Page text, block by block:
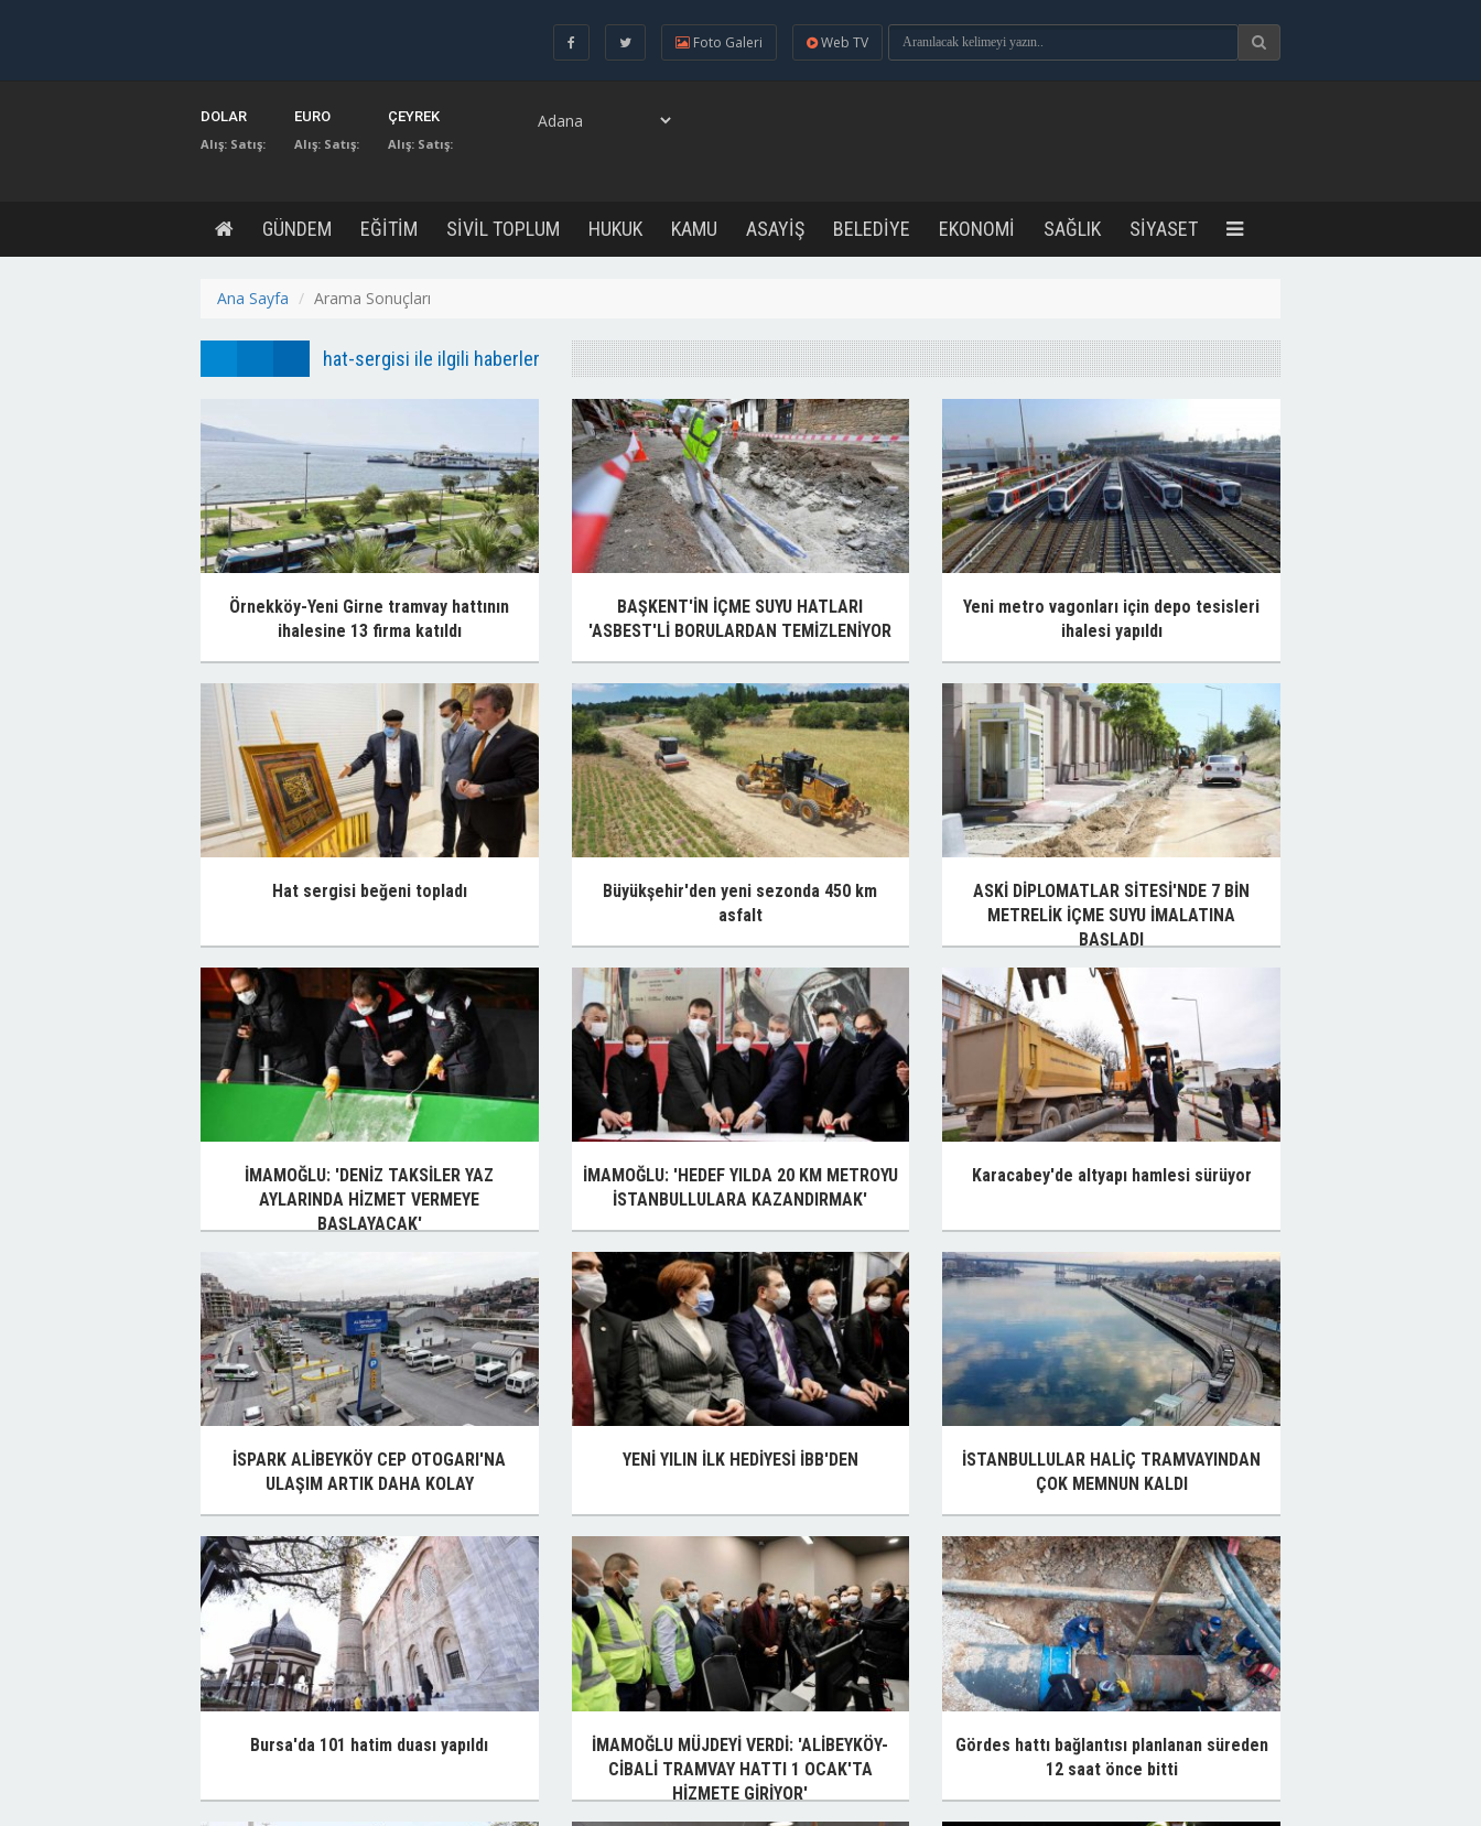
Foto Galeri Web TV
DOLAR
Alış: Satış:
EURO
Alış: Satış:
ÇEYREK
Alış: Satış:
GÜNDEM EĞİTİM SİVİL TOPLUM HUKUK KAMU ASAYİŞ BELEDİYE EKONOMİ SAĞLIK SİYASET
Ana Sayfa Arama Sonuçları
hat-sergisi ile ilgili haberler
Örnekköy-Yeni Girne tramvay hattının
ihalesine 13 firma katıldı
BAŞKENT'İN İÇME SUYU HATLARI
'ASBEST'Lİ BORULARDAN TEMİZLENİYOR
​Yeni metro vagonları için depo tesisleri
ihalesi yapıldı
Hat sergisi beğeni topladı
Büyükşehir'den yeni sezonda 450 km
asfalt
ASKİ DİPLOMATLAR SİTESİ'NDE 7 BİN
METRELİK İÇME SUYU İMALATINA
BAŞLADI
İMAMOĞLU: 'DENİZ TAKSİLER YAZ
AYLARINDA HİZMET VERMEYE
BAŞLAYACAK'
İMAMOĞLU: 'HEDEF YILDA 20 KM METROYU
İSTANBULLULARA KAZANDIRMAK'
Karacabey'de altyapı hamlesi sürüyor
İSPARK ALİBEYKÖY CEP OTOGARI'NA
ULAŞIM ARTIK DAHA KOLAY
YENİ YILIN İLK HEDİYESİ İBB'DEN
İSTANBULLULAR HALİÇ TRAMVAYINDAN
ÇOK MEMNUN KALDI
Bursa'da 101 hatim duası yapıldı
İMAMOĞLU MÜJDEYİ VERDİ: 'ALİBEYKÖY-
CİBALİ TRAMVAY HATTI 1 OCAK'TA
HİZMETE GİRİYOR'
Gördes hattı bağlantısı planlanan süreden
12 saat önce bitti